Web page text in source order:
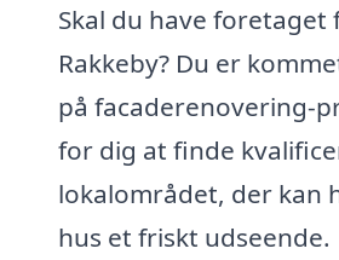
Skal du have
Rakkeby? Du er
på facaderenovering-
for dig at finde
lokalområdet, der kan
hus et friskt udseende.